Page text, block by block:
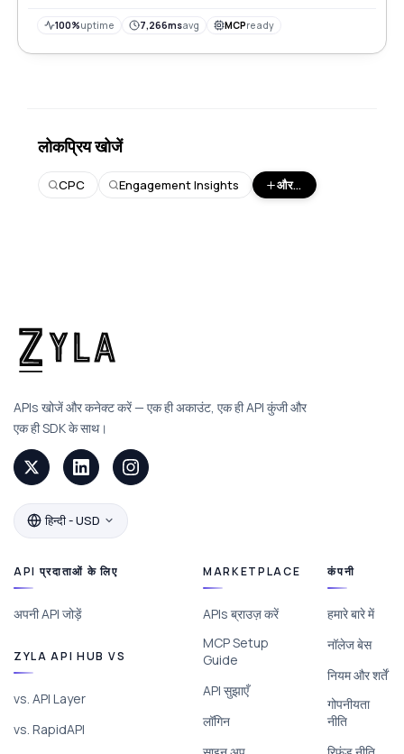
100%uptime 7,266msavg MCPready
लोकप्रिय खोजें
CPC Engagement Insights और...
APIs खोजें और कनेक्ट करें — एक ही अकाउंट, एक ही API कुंजी और
एक ही SDK के साथ।
हिन्दी - USD
API प्रदाताओं के लिए
अपनी API जोड़ें
ZYLA API HUB VS
vs. API Layer
vs. RapidAPI
MARKETPLACE
APIs ब्राउज़ करें
MCP Setup
Guide
API सुझाएँ
लॉगिन
कंपनी
हमारे बारे में
नॉलेज बेस
नियम और शर्तें
गोपनीयता
नीति